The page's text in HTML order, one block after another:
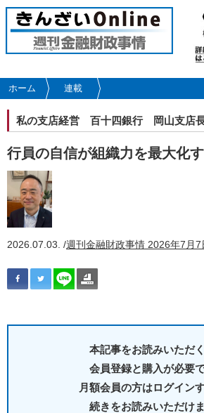
メ
イ
コ
ン
ツ
に
移
動
ホーム 連載
私の支店経営 百十四銀行 岡山支店
行員の自信が組織力を最大化
2026.07.03. /週刊金融財政事情 2026年7月7
本記事をお読みいただ
会員登録と購入が必要で
月額会員の方はログインす
続きをお読みいただけま